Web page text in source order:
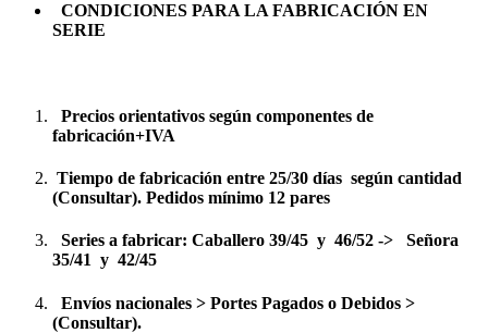
CONDICIONES PARA LA FABRICACIÓN EN
SERIE
Precios orientativos según componentes de
fabricación+IVA
Tiempo de fabricación entre 25/30 días según cantidad
(Consultar). Pedidos mínimo 12 pares
Series a fabricar: Caballero 39/45 y 46/52 -> Señora
35/41 y 42/45
Envíos nacionales > Portes Pagados o Debidos >
(Consultar).